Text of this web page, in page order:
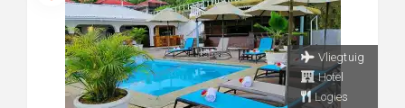
Vliegtuig
Hotel
Logies